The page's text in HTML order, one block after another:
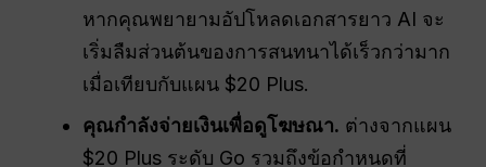
หากคุณพยายามอัปโหลดเอกสารยาว AI จะ
เริ่มลืมส่วนต้นของการสนทนาได้เร็วกว่ามาก
เมื่อเทียบกับแผน $20 Plus.
คุณกำลังจ่ายเงินเพื่อดูโฆษณา. ต่างจากแผน
$20 Plus ระดับ Go รวมถึงข้อกำหนดที่